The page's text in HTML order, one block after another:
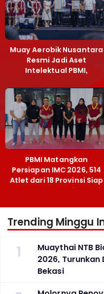
Muay Aerobik Nusantara
Resmi Jadi Aset
Intelektual PBMI,
Terobosan Bangun
Grassroots
PBMI Matangkan
Persiapan IMC 2026, 514
Atlet dari 18 Provinsi Siap
Berlaga Besok di Bekasi
Trending Minggu
1
Muaythai NTB
2026,
Bekasi